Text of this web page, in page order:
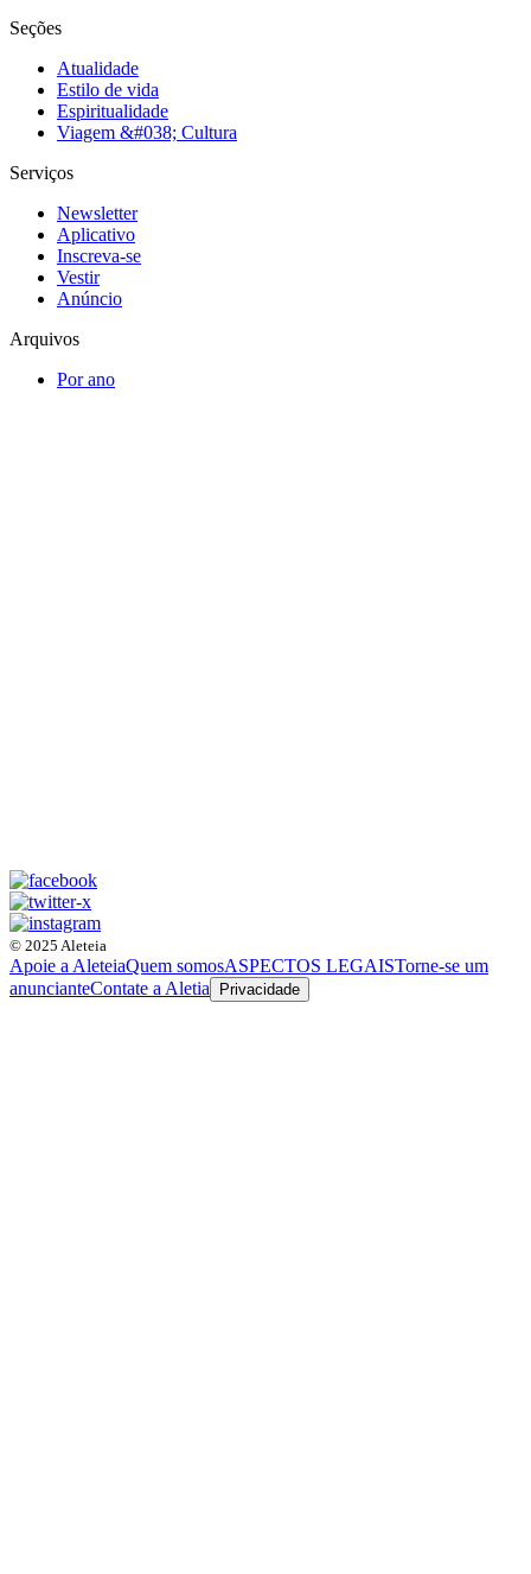
Seções
Atualidade
Estilo de vida
Espiritualidade
Viagem &#038; Cultura
Serviços
Newsletter
Aplicativo
Inscreva-se
Vestir
Anúncio
Arquivos
Por ano
© 2025 Aleteia
Apoie a AleteiaQuem somosASPECTOS LEGAISTorne-se um
anuncianteContate a Aletia Privacidade